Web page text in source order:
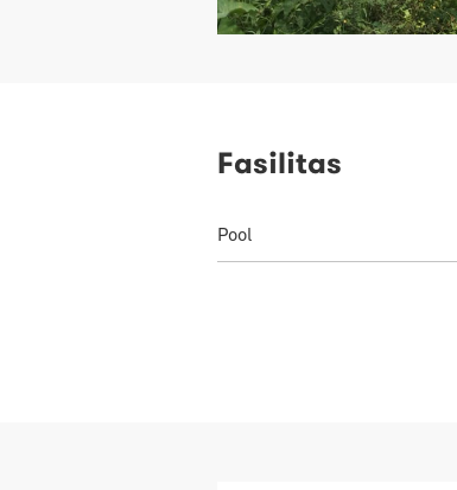
Fasilitas
Pool